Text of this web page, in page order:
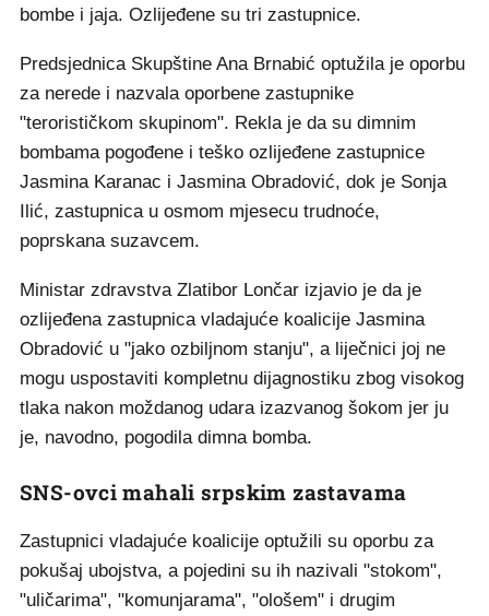
bombe i jaja. Ozlijeđene su tri zastupnice.
Predsjednica Skupštine Ana Brnabić optužila je oporbu
za nerede i nazvala oporbene zastupnike
"terorističkom skupinom". Rekla je da su dimnim
bombama pogođene i teško ozlijeđene zastupnice
Jasmina Karanac i Jasmina Obradović, dok je Sonja
Ilić, zastupnica u osmom mjesecu trudnoće,
poprskana suzavcem.
Ministar zdravstva Zlatibor Lončar izjavio je da je
ozlijeđena zastupnica vladajuće koalicije Jasmina
Obradović u "jako ozbiljnom stanju", a liječnici joj ne
mogu uspostaviti kompletnu dijagnostiku zbog visokog
tlaka nakon moždanog udara izazvanog šokom jer ju
je, navodno, pogodila dimna bomba.
SNS-ovci mahali srpskim zastavama
Zastupnici vladajuće koalicije optužili su oporbu za
pokušaj ubojstva, a pojedini su ih nazivali "stokom",
"uličarima", "komunjarama", "ološem" i drugim